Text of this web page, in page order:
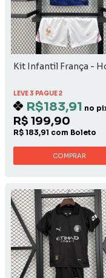
Kit Infantil França -
LEVE 3 PAGUE 2
R$183,91 no
R$ 199,90
R$ 183,91 com Boleto
COMPRAR